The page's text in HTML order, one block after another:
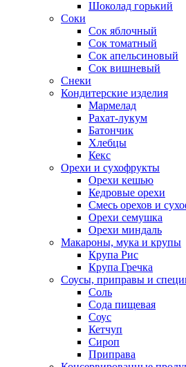
Шоколад горький
Соки
Сок яблочный
Сок томатный
Сок апельсиновый
Сок вишневый
Снеки
Кондитерские изделия
Мармелад
Рахат-лукум
Батончик
Хлебцы
Кекс
Орехи и сухофрукты
Орехи кешью
Кедровые орехи
Смесь орехов и
Орехи семушка
Орехи миндаль
Макароны, мука и крупы
Крупа Рис
Крупа Гречка
Соусы, приправы и
Соль
Сода пищевая
Соус
Кетчуп
Сироп
Приправа